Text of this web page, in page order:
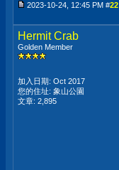
2023-10-24, 12:45 PM #22
Hermit Crab
Golden Member
加入日期: Oct 2017
您的住址: 象山公園
文章: 2,895